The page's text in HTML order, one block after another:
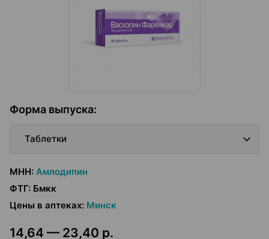
Форма выпуска:
Таблетки
МНН: Амлодипин
ФТГ: Бмкк
Цены в аптеках: Минск
14,64 — 23,40 р.